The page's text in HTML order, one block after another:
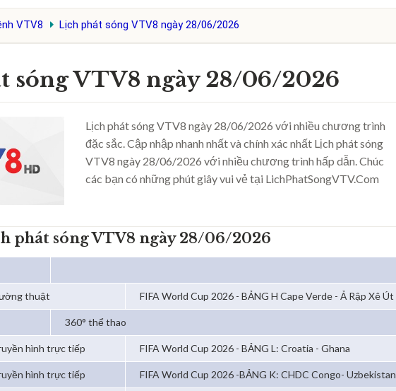
VTV8 Lịch phát sóng VTV8 ngày 28/06/2026
sóng VTV8 ngày 28/06/2026
Lịch phát sóng VTV8 ngày 28/06/2026 với nhiều chương trình
đặc sắc. Cập nhập nhanh nhất và chính xác nhất Lịch phát sóng
VTV8 ngày 28/06/2026 với nhiều chương trình hấp dẫn. Chúc
các bạn có những phút giây vui vẻ tại LichPhatSongVTV.Com
phát sóng VTV8 ngày 28/06/2026
thuật FIFA World Cup 2026 - BẢNG H Cape Verde - Ả Rập Xê Út
360° thể thao
hình trực tiếp FIFA World Cup 2026 - BẢNG L: Croatia - Ghana
hình trực tiếp FIFA World Cup 2026 -BẢNG K: CHDC Congo- Uzbekistan